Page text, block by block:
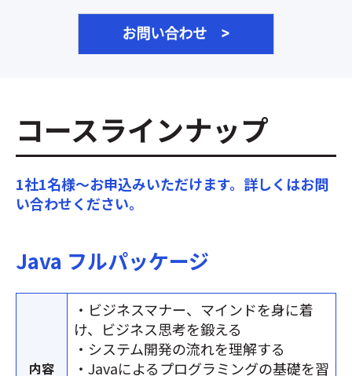
コースラインナップ
1社1名様～お申込みいただけます。詳しくはお問
い合わせください。
Java フルパッケージ
内容
・ビジネスマナー、マインドを身に着
け、ビジネス思考を鍛える
・システム開発の流れを理解する
・Javaによるプログラミングの基礎を習